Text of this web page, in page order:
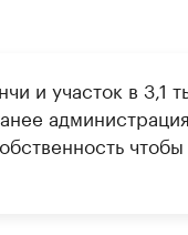
и участок в 3,1